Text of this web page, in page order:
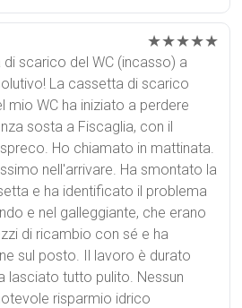
★★★★★
scarico del WC (incasso) a
La cassetta di scarico
mio WC ha iniziato a perdere
sosta a Fiscaglia, con il
Ho chiamato in mattinata.
nell'arrivare. Ha smontato la
e ha identificato il problema
e nel galleggiante, che erano
di ricambio con sé e ha
sul posto. Il lavoro è durato
lasciato tutto pulito. Nessun
risparmio idrico